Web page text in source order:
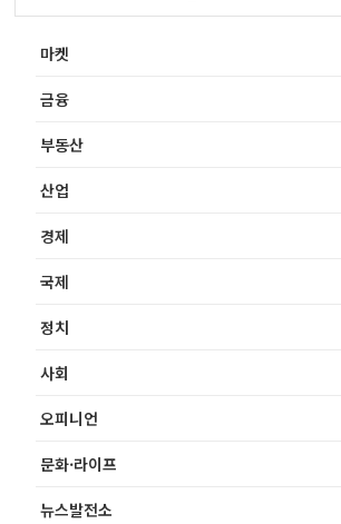
마켓
금융
부동산
산업
경제
국제
정치
사회
오피니언
문화·라이프
뉴스발전소